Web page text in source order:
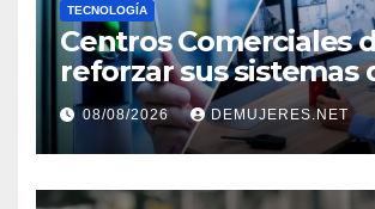
TECNOLOGÍA
Centros Comerciales
reforzar sus sistemas
seguridad ante el
incremento de
el Décimo Tercer Mes
08/08/2026 DEMUJERES.NET